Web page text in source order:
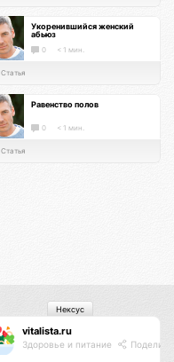
Укоренившийся женский
абьюз
0 < 1 мин.
Статья
Равенство полов
0 < 1 мин.
Статья
vitalista.ru
Здоровье и питание
Нексус